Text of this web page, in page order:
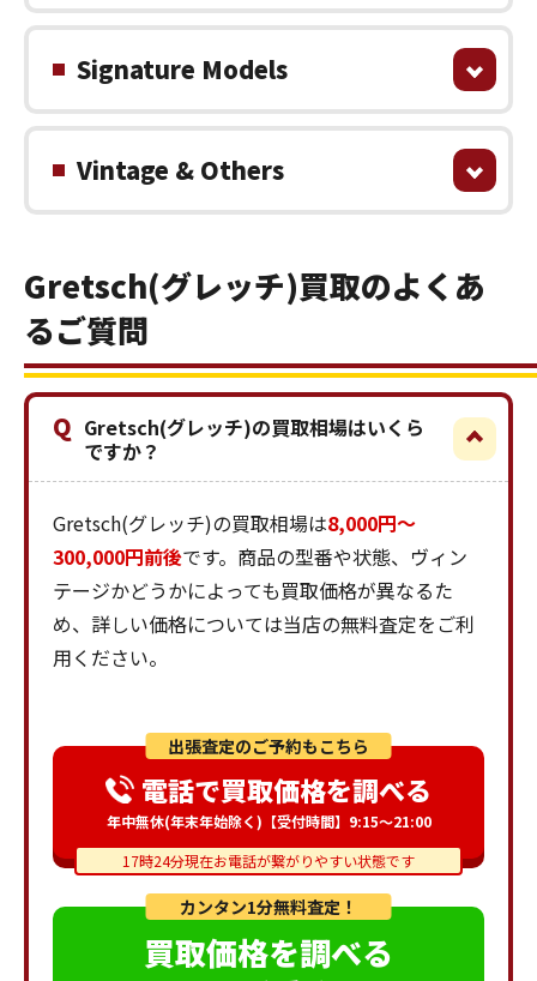
Signature Models
Vintage & Others
Gretsch(グレッチ)買取のよくあ
るご質問
Q Gretsch(グレッチ)の買取相場はいくら
ですか？
Gretsch(グレッチ)の買取相場は8,000円～
300,000円前後です。商品の型番や状態、ヴィン
テージかどうかによっても買取価格が異なるた
め、詳しい価格については当店の無料査定をご利
用ください。
カンタン1分無料査定！
買取価格を調べる
出張査定のご予約もこちら
電話で買取価格を調べる
年中無休(年末年始除く)【受付時間】9:15～21:00
17時24分現在お電話が繋がりやすい状態です